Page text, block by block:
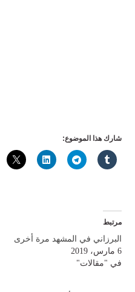
شارك هذا الموضوع:
مرتبط
البرزاني في المشهد مرة أخرى
6 مارس، 2019
في "مقالات"